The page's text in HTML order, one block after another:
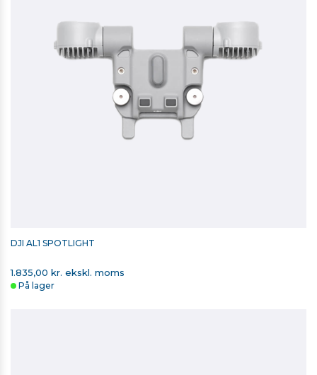
DJI AL1 SPOTLIGHT
1.835,00 kr. ekskl. moms
På lager